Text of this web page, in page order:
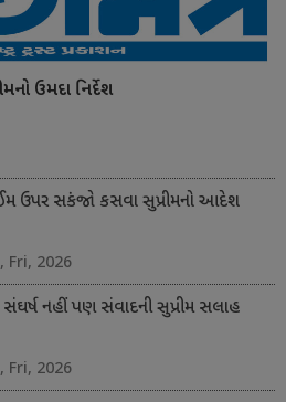
ઉમદા નિર્દેશ
ઉપર સકંજો કસવા સુપ્રીમનો આદેશ
Fri, 2026
નહીં પણ સંવાદની સુપ્રીમ સલાહ
Fri, 2026